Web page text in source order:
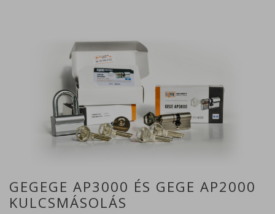
GEGEGE AP3000 ÉS GEGE AP2000
KULCSMÁSOLÁS